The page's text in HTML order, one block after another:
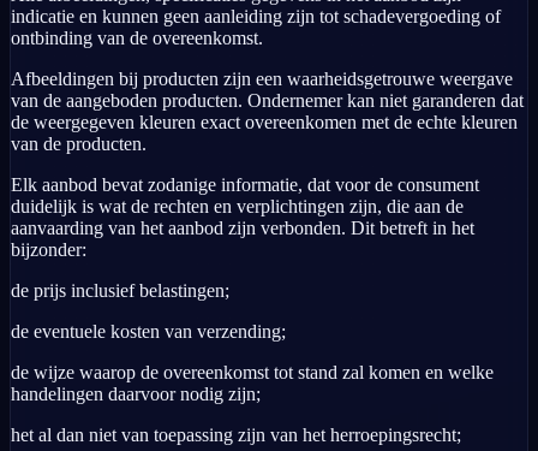
indicatie en kunnen geen aanleiding zijn tot schadevergoeding of
ontbinding van de overeenkomst.
Afbeeldingen bij producten zijn een waarheidsgetrouwe weergave
van de aangeboden producten. Ondernemer kan niet garanderen dat
de weergegeven kleuren exact overeenkomen met de echte kleuren
van de producten.
Elk aanbod bevat zodanige informatie, dat voor de consument
duidelijk is wat de rechten en verplichtingen zijn, die aan de
aanvaarding van het aanbod zijn verbonden. Dit betreft in het
bijzonder:
de prijs inclusief belastingen;
de eventuele kosten van verzending;
de wijze waarop de overeenkomst tot stand zal komen en welke
handelingen daarvoor nodig zijn;
het al dan niet van toepassing zijn van het herroepingsrecht;